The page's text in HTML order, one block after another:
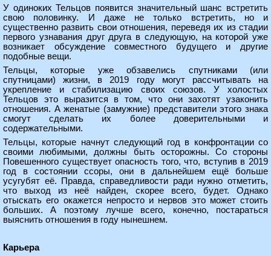
У одиноких Тельцов появится значительный шанс встретить
свою половинку. И даже не только встретить, но и
существенно развить свои отношения, переведя их из стадии
первого узнавания друг друга в следующую, на которой уже
возникает обсуждение совместного будущего и другие
подобные вещи.
Тельцы, которые уже обзавелись спутниками (или
спутницами) жизни, в 2019 году могут рассчитывать на
укрепление и стабилизацию своих союзов. У холостых
Тельцов это выразится в том, что они захотят узаконить
отношения. А женатые (замужние) представители этого знака
смогут сделать их более доверительными и
содержательными.
Тельцы, которые начнут следующий год в конфронтации со
своими любимыми, должны быть осторожны. Со стороны
Повешенного существует опасность того, что, вступив в 2019
год в состоянии ссоры, они в дальнейшем ещё больше
усугубят её. Правда, справедливости ради нужно отметить,
что выход из неё найден, скорее всего, будет. Однако
отыскать его окажется непросто и нервов это может стоить
больших. А поэтому лучше всего, конечно, постараться
выяснить отношения в году нынешнем.
Карьера